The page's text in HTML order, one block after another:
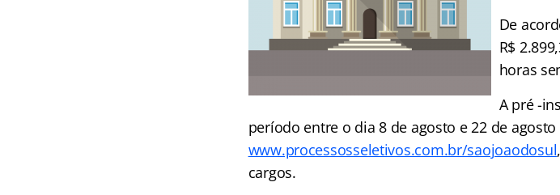
De
R$
horas
A pré -
período entre o dia 8 de agosto e 22 de
www.processosseletivos.com.br/saojoaodosul
cargos.